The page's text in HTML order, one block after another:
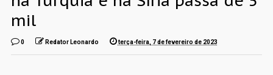
mil
0 Redator Leonardo terça-feira, 7 de fevereiro de 2023